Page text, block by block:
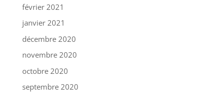
février 2021
janvier 2021
décembre 2020
novembre 2020
octobre 2020
septembre 2020